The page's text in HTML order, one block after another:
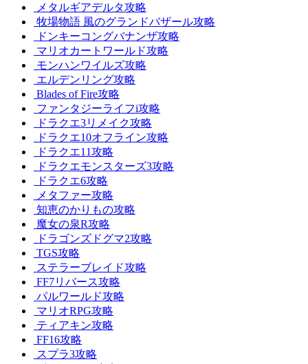
メタルギアデルタ攻略
牧場物語 風のグランドバザール攻略
ドンキーコングバナンザ攻略
マリオカートワールド攻略
モンハンワイルズ攻略
エルデンリング攻略
Blades of Fire攻略
ファンタジーライフi攻略
ドラクエ3リメイク攻略
ドラクエ10オフライン攻略
ドラクエ11攻略
ドラクエモンスターズ3攻略
ドラクエ6攻略
メタファー攻略
知恵のかりもの攻略
魔女の泉R攻略
ドラゴンズドグマ2攻略
TGS攻略
ステラーブレイド攻略
FF7リバース攻略
パルワールド攻略
マリオRPG攻略
ティアキン攻略
FF16攻略
スプラ3攻略